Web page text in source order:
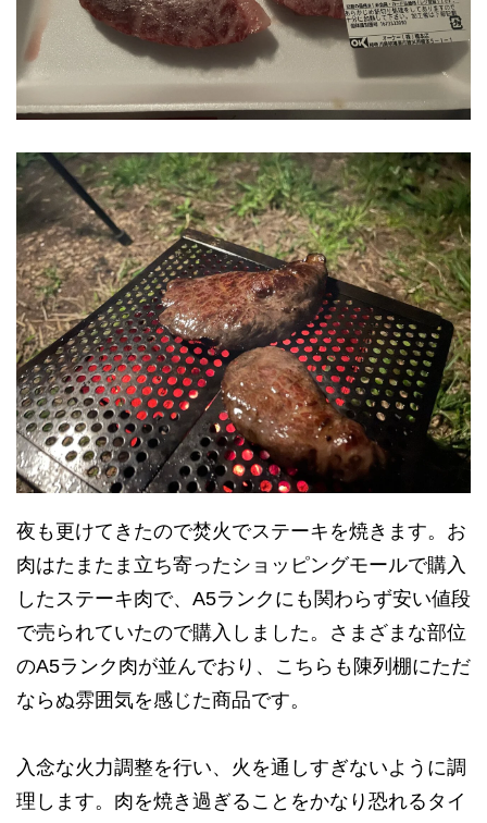
夜も更けてきたので焚火でステーキを焼きます。お
肉はたまたま立ち寄ったショッピングモールで購入
したステーキ肉で、A5ランクにも関わらず安い値段
で売られていたので購入しました。さまざまな部位
のA5ランク肉が並んでおり、こちらも陳列棚にただ
ならぬ雰囲気を感じた商品です。
入念な火力調整を行い、火を通しすぎないように調
理します。肉を焼き過ぎることをかなり恐れるタイ